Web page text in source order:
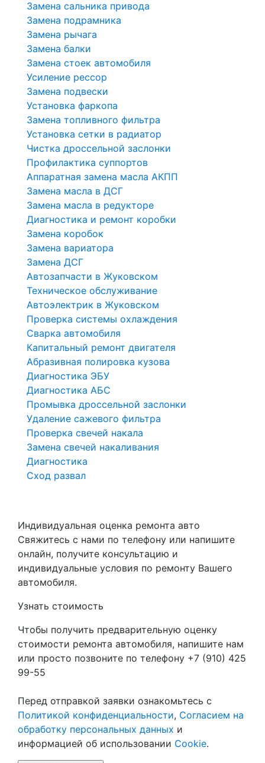
Замена сальника привода
Замена подрамника
Замена рычага
Замена балки
Замена стоек автомобиля
Усиление рессор
Замена подвески
Установка фаркопа
Замена топливного фильтра
Установка сетки в радиатор
Чистка дроссельной заслонки
Профилактика суппортов
Аппаратная замена масла АКПП
Замена масла в ДСГ
Замена масла в редукторе
Диагностика и ремонт коробки
Замена коробок
Замена вариатора
Замена ДСГ
Автозапчасти в Жуковском
Техническое обслуживание
Автоэлектрик в Жуковском
Проверка системы охлаждения
Сварка автомобиля
Капитальный ремонт двигателя
Абразивная полировка кузова
Диагностика ЭБУ
Диагностика АБС
Промывка дроссельной заслонки
Удаление сажевого фильтра
Проверка свечей накала
Замена свечей накаливания
Диагностика
Сход развал
Индивидуальная оценка ремонта авто
Свяжитесь с нами по телефону или напишите
онлайн, получите консультацию и
индивидуальные условия по ремонту Вашего
автомобиля.
Узнать стоимость
Чтобы получить предварительную оценку
стоимости ремонта автомобиля, напишите нам
или просто позвоните по телефону +7 (910) 425
99-55
Перед отправкой заявки ознакомьтесь с
Политикой конфиденциальности, Согласием на
обработку персональных данных и
информацией об использовании Cookie.